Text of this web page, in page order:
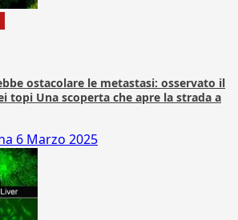
ostacolare le metastasi: osservato il
topi Una scoperta che apre la strada a
6 Marzo 2025